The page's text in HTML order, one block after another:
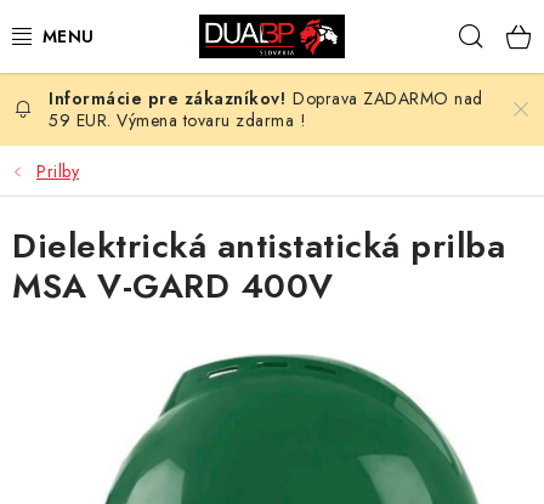
na
NOVÉ
PRACOVNÉ ODEVY
OBUV
HOTEL A SLUŽBY
OCHRANNÉ POMÔCKY
Doprava ZADARMO nad
59 EUR. Výmena tovaru zdarma !
Prilby
Dielektrická antistatická prilba
MSA V-GARD 400V